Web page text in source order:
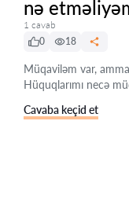
nə
1 cavab
0
18
Müqaviləm var,
Hüquqlarımı necə
Cavaba keçid et